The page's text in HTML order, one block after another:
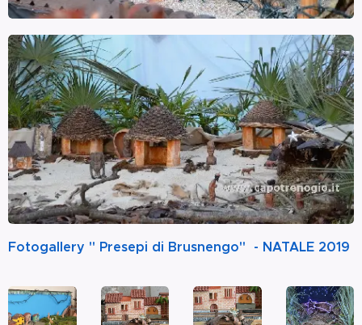
Fotogallery " Presepi di Brusnengo" - NATALE 2019